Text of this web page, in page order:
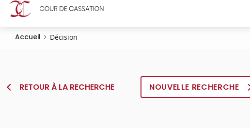
Accueil Décision
RETOUR À LA RECHERCHE NOUVELLE RECHERCHE